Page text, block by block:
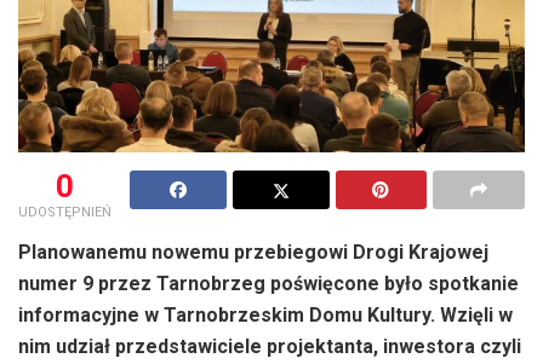
0
UDOSTĘPNIEŃ
Planowanemu nowemu przebiegowi Drogi Krajowej
numer 9 przez Tarnobrzeg poświęcone było spotkanie
informacyjne w Tarnobrzeskim Domu Kultury. Wzięli w
nim udział przedstawiciele projektanta, inwestora czyli